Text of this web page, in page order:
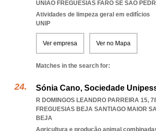
UNIAO FREGUESIAS FARO SE SAO
Atividades de limpeza geral em edifícios
UNIP
Ver empresa Ver no Mapa
Matches in the search for:
Sónia Cano, Sociedade
R DOMINGOS LEANDRO PARREIRA 15,
FREGUESIAS BEJA SANTIAGO MAIOR
BEJA
Agricultura e produção animal